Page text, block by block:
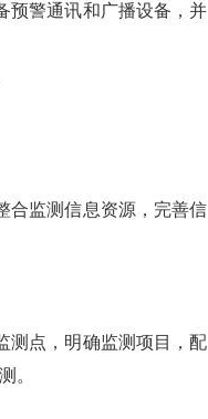
预警通讯和广播设备，并
合监测信息资源，完善信
测点，明确监测项目，配
。